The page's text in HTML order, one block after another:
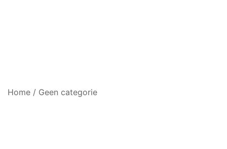
Home / Geen categorie